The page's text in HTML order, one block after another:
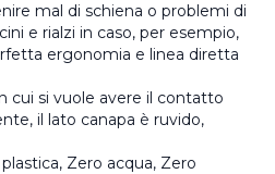
mal di schiena o problemi di
e rialzi in caso, per esempio,
ergonomia e linea diretta
cui si vuole avere il contatto
il lato canapa è ruvido,
Zero acqua, Zero